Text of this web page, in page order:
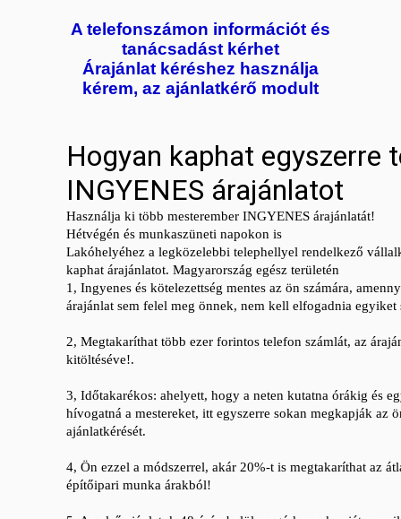
A telefonszámon információt és
tanácsadást kérhet
Árajánlat kéréshez használja
kérem, az ajánlatkérő modult